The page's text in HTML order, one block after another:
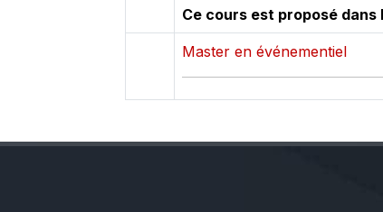
Ce cours est proposé
Master en événementiel